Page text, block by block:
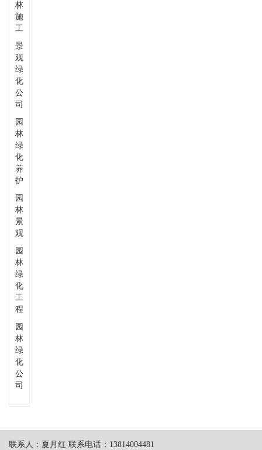
林
施
工
景
观
绿
化
公
司
园
林
绿
化
养
护
园
林
景
观
园
林
绿
化
工
程
园
林
绿
化
公
司
联系人：夏月红 联系电话：13814004481